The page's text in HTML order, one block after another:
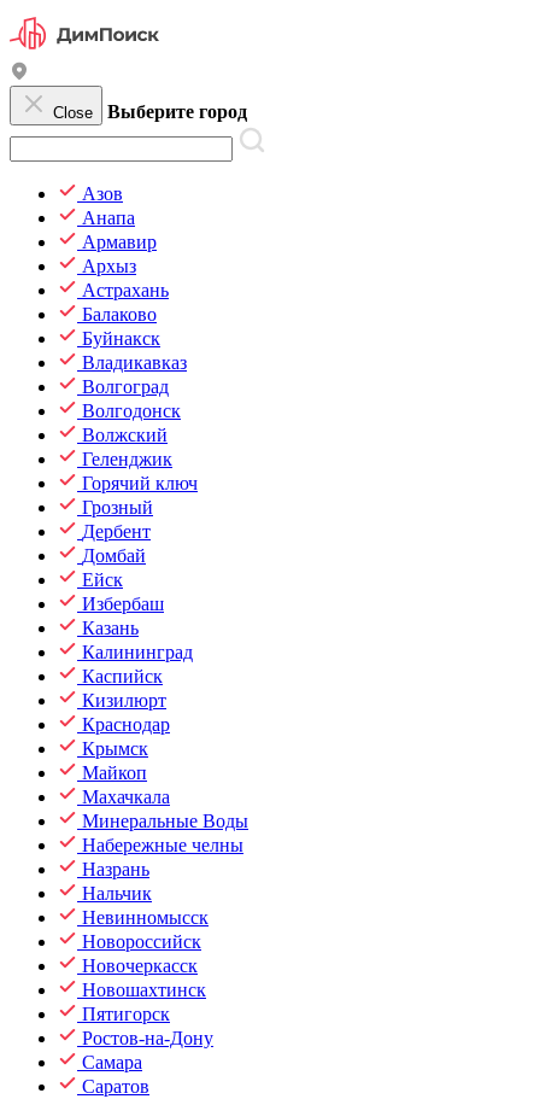
Close Выберите город
Азов
Анапа
Армавир
Архыз
Астрахань
Балаково
Буйнакск
Владикавказ
Волгоград
Волгодонск
Волжский
Геленджик
Горячий ключ
Грозный
Дербент
Домбай
Ейск
Избербаш
Казань
Калининград
Каспийск
Кизилюрт
Краснодар
Крымск
Майкоп
Махачкала
Минеральные Воды
Набережные челны
Назрань
Нальчик
Невинномысск
Новороссийск
Новочеркасск
Новошахтинск
Пятигорск
Ростов-на-Дону
Самара
Саратов